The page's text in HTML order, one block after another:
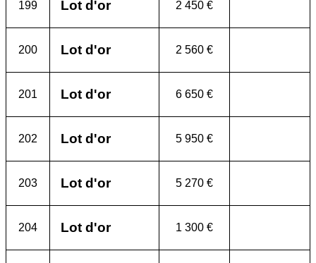
199 Lot d'or 2 450 €
200 Lot d'or 2 560 €
201 Lot d'or 6 650 €
202 Lot d'or 5 950 €
203 Lot d'or 5 270 €
204 Lot d'or 1 300 €